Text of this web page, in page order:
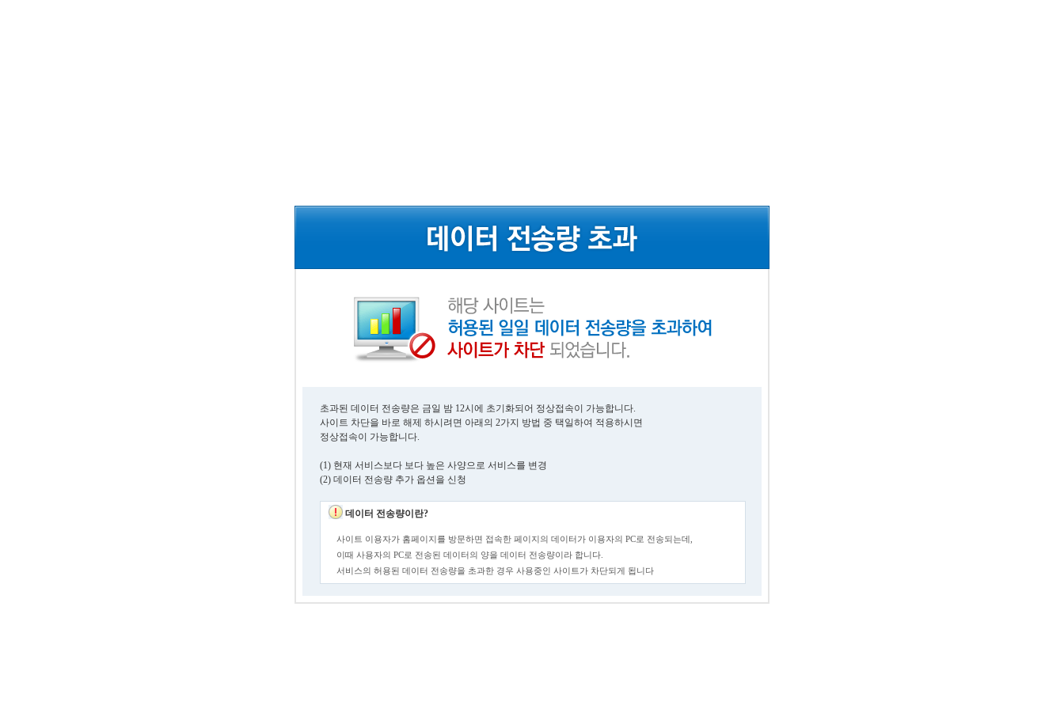
초과된 데이터 전송량은 금일 밤 12시에 초기화되어 정상접속이 가능합니다.
사이트 차단을 바로 해제 하시려면 아래의 2가지 방법 중 택일하여 적용하시면
정상접속이 가능합니다.
(1) 현재 서비스보다 보다 높은 사양으로 서비스를 변경
(2) 데이터 전송량 추가 옵션을 신청
데이터 전송량이란?
사이트 이용자가 홈페이지를 방문하면 접속한 페이지의 데이터가 이용자의 PC로 전송되는데,
이때 사용자의 PC로 전송된 데이터의 양을 데이터 전송량이라 합니다.
서비스의 허용된 데이터 전송량을 초과한 경우 사용중인 사이트가 차단되게 됩니다